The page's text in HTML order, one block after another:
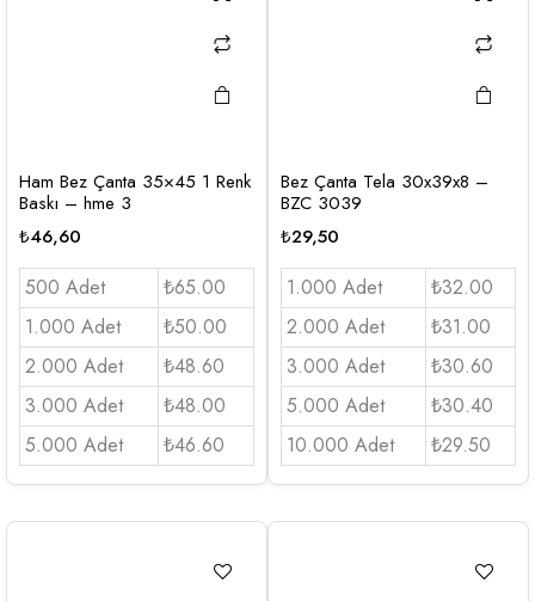
Ham Bez Çanta 35×45 1 Renk
Baskı – hme 3
₺46,60
500 Adet
₺65.00
1.000 Adet
₺50.00
2.000 Adet
₺48.60
3.000 Adet
₺48.00
5.000 Adet
₺46.60
Bez Çanta Tela 30x39x8 –
BZC 3039
₺29,50
1.000 Adet
₺32.00
2.000 Adet
₺31.00
3.000 Adet
₺30.60
5.000 Adet
₺30.40
10.000 Adet
₺29.50